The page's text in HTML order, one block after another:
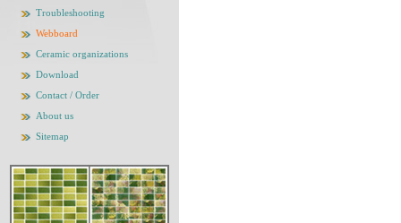
Troubleshooting
Webboard
Ceramic organizations
Download
Contact / Order
About us
Sitemap